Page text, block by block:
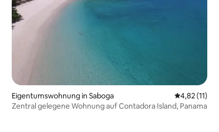
Eigentumswohnung in Saboga
4,82 (11)
Zentral gelegene Wohnung auf Contadora Island, Panama